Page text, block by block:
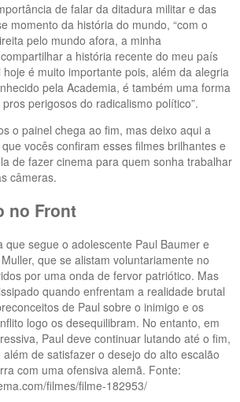
de falar da ditadura militar e das
momento da história do mundo, “com o
pelo mundo afora, a minha
a história recente do meu país
é muito importante pois, além da alegria
pela Academia, é também uma forma
perigosos do radicalismo político”.
o painel chega ao fim, mas deixo aqui a
vocês confiram esses filmes brilhantes e
de fazer cinema para quem sonha trabalhar
câmeras.
no Front
que segue o adolescente Paul Baumer e
que se alistam voluntariamente no
por uma onda de fervor patriótico. Mas
quando enfrentam a realidade brutal
de Paul sobre o inimigo e os
logo os desequilibram. No entanto, em
Paul deve continuar lutando até o fim,
de satisfazer o desejo do alto escalão
com uma ofensiva alemã. Fonte:
filmes/filme-182953/